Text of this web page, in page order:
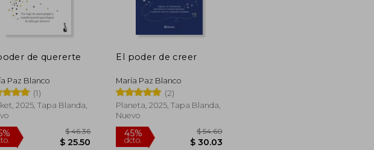
de quererte
Paz Blanco
(1)
2025, Tapa Blanda,
El poder de creer
María Paz Blanco
(2)
Planeta, 2025, Tapa Blanda,
Nuevo